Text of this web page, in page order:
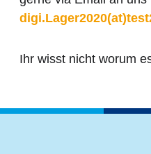
Ihr wisst nicht worum